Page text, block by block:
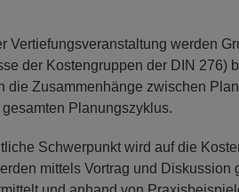
Vertiefungsveranstaltung werden
der Kostengruppen der DIN 276)
die Zusammenhänge zwischen
gesamten Planungszyklus.
Schwerpunkt wird auf die
mittels Vortrag und